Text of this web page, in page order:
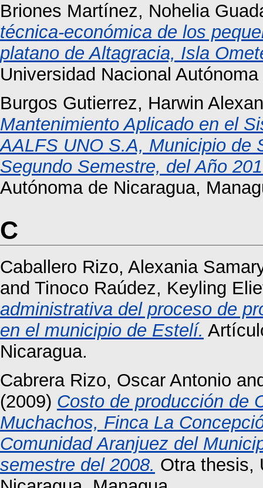
Briones Martínez, Nohelia
técnica-económica de los
platano de Altagracia, Isla
Universidad Nacional
Burgos Gutierrez, Harwin
Mantenimiento Aplicado en el
AALFS UNO S.A, Municipio de
Segundo Semestre, del Año
Autónoma de Nicaragua,
C
Caballero Rizo, Alexania
and Tinoco Raúdez, Keyling
administrativa del proceso de
en el municipio de Estelí.
Nicaragua.
Cabrera Rizo, Oscar Antonio
(2009) Costo de producción de
Muchachos, Finca La
Comunidad Aranjuez del
semestre del 2008. Otra thesis,